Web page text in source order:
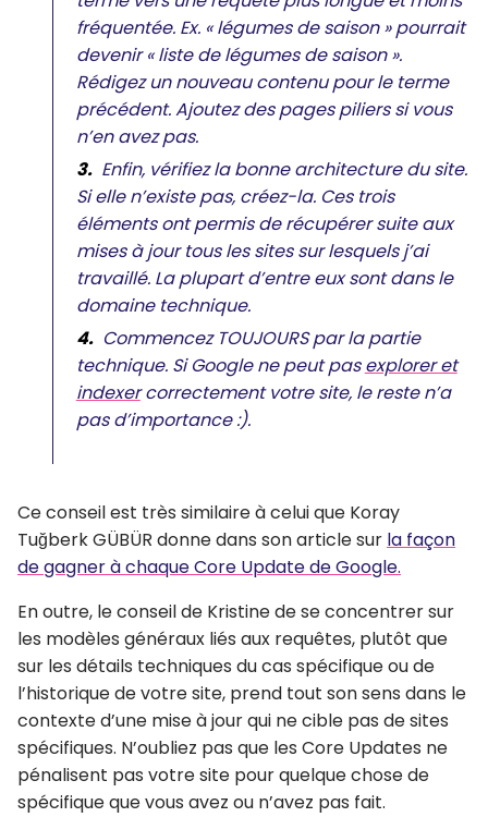
fréquentée. Ex. « légumes de saison » pourrait
devenir « liste de légumes de saison ».
Rédigez un nouveau contenu pour le terme
précédent. Ajoutez des pages piliers si vous
n’en avez pas.
Enfin, vérifiez la bonne architecture du site.
Si elle n’existe pas, créez-la. Ces trois
éléments ont permis de récupérer suite aux
mises à jour tous les sites sur lesquels j’ai
travaillé. La plupart d’entre eux sont dans le
domaine technique.
Commencez TOUJOURS par la partie
technique. Si Google ne peut pasexplorer et
indexercorrectement votre site, le reste n’a
pas d’importance :).
Ce conseil est très similaire à celui que Koray
Tuğberk GÜBÜR donne dans son article sur la façon
de gagner à chaque Core Update de Google.
En outre, le conseil de Kristine de se concentrer sur
les modèles généraux liés aux requêtes, plutôt que
sur les détails techniques du cas spécifique ou de
l’historique de votre site, prend tout son sens dans le
contexte d’une mise à jour qui ne cible pas de sites
spécifiques. N’oubliez pas que les Core Updates ne
pénalisent pas votre site pour quelque chose de
spécifique que vous avez ou n’avez pas fait.